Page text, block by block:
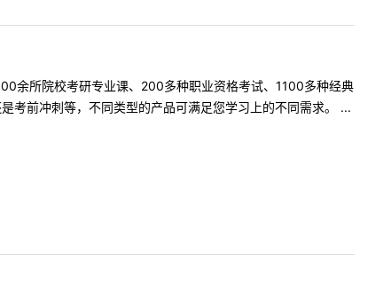
余所院校考研专业课、200多种职业资格考试、1100多种经典
考前冲刺等，不同类型的产品可满足您学习上的不同需求。 ...